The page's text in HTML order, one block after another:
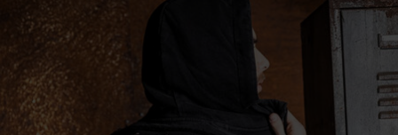
EU@alchemygroup.com